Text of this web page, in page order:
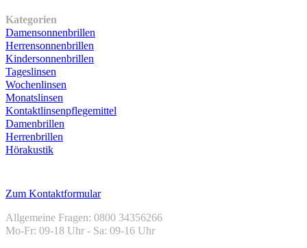
Kategorien
Damensonnenbrillen
Herrensonnenbrillen
Kindersonnenbrillen
Tageslinsen
Wochenlinsen
Monatslinsen
Kontaktlinsenpflegemittel
Damenbrillen
Herrenbrillen
Hörakustik
Zum Kontaktformular
Allgemeine Fragen: 0800 34356266
Mo-Fr: 09-18 Uhr - Sa: 09-16 Uhr